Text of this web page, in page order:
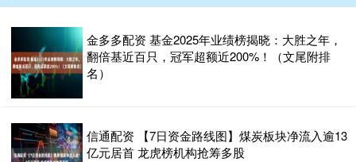
金多多配资 基金2025年业绩榜揭晓：大胜之年，
翻倍基近百只，冠军超额近200%！（文尾附排
名）
信通配资 【7日资金路线图】煤炭板块净流入逾13
亿元居首 龙虎榜机构抢筹多股